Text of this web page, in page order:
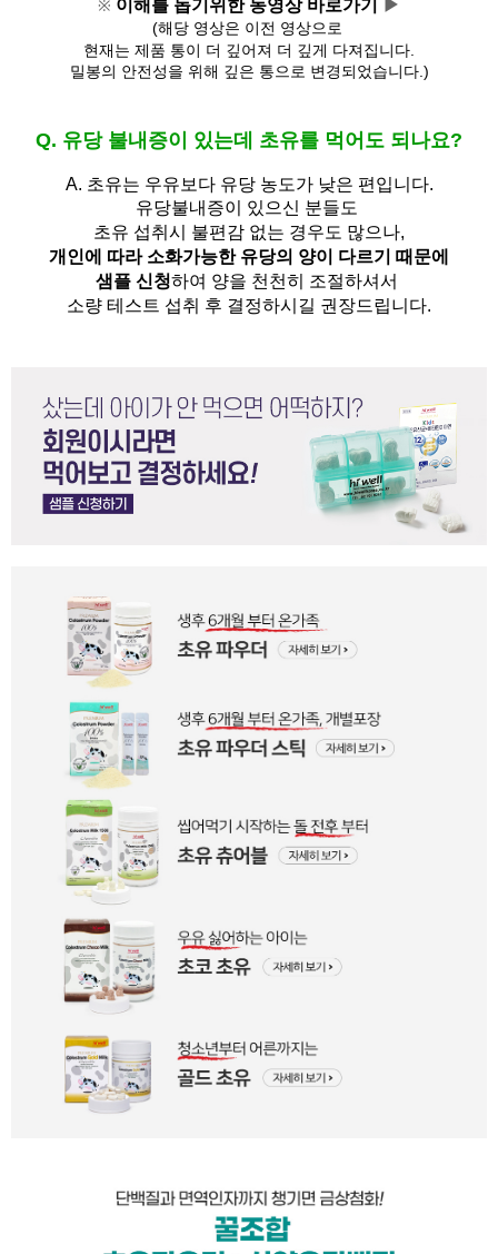
※ 이해를 돕기위한 동영상 바로가기 ▶
(해당 영상은 이전 영상으로
현재는 제품 통이 더 깊어져 더 깊게 다져집니다.
밀봉의 안전성을 위해 깊은 통으로 변경되었습니다.)
Q. 유당 불내증이 있는데 초유를 먹어도 되나요?
A. 초유는 우유보다 유당 농도가 낮은 편입니다.
유당불내증이 있으신 분들도
초유 섭취시 불편감 없는 경우도 많으나,
개인에 따라 소화가능한 유당의 양이 다르기 때문에
샘플 신청하여 양을 천천히 조절하셔서
소량 테스트 섭취 후 결정하시길 권장드립니다.